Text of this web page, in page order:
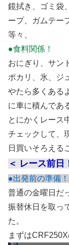
鏡拭き、ゴミ袋
ープ、ガムテー
等々、
●食料関係！
おにぎり、サン
ポカリ、氷、ジ
やたら多くある
に車に積んであ
とにかくレース
チェックして、
日買いそろえる
＜ レース前日
●出発前の準備！
普通の金曜日だ
振替休日を取っ
た。
まずは